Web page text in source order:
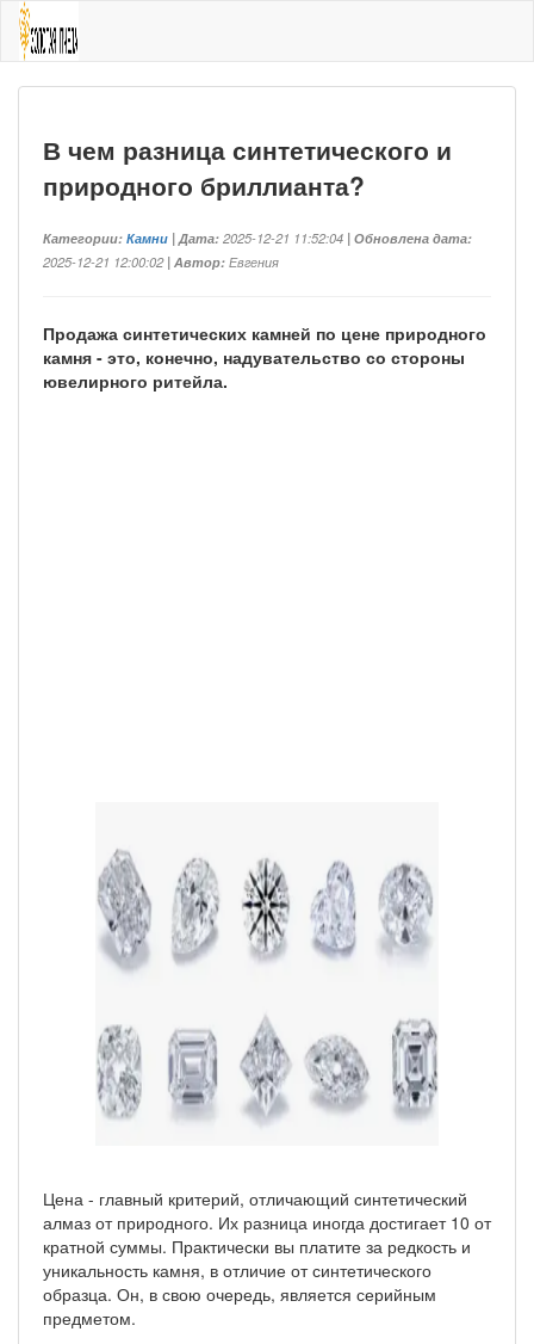
В чем разница синтетического и
природного бриллианта?
Категории:Камни | Дата:2025-12-21 11:52:04 | Обновлена дата:
2025-12-21 12:00:02| Автор:Евгения
Продажа синтетических камней по цене природного
камня - это, конечно, надувательство со стороны
ювелирного ритейла.
Цена - главный критерий, отличающий синтетический
алмаз от природного. Их разница иногда достигает 10 от
кратной суммы. Практически вы платите за редкость и
уникальность камня, в отличие от синтетического
образца. Он, в свою очередь, является серийным
предметом.